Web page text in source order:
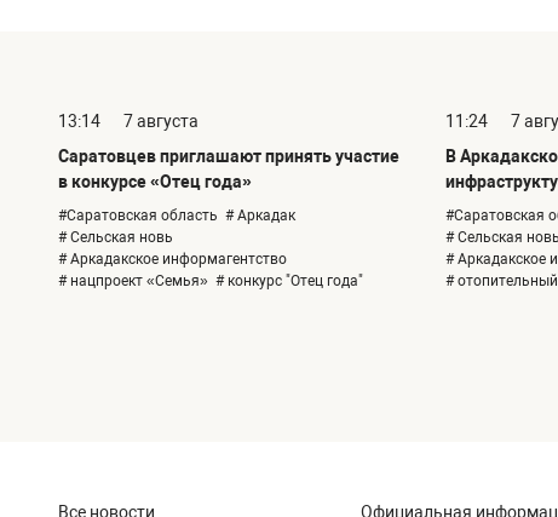
13:14
7 августа
Саратовцев приглашают принять участие
в конкурсе «Отец года»
#Саратовская область # Аркадак
# Сельская новь
# Аркадакское информагентство
# нацпроект «Семья» # конкурс "Отец года"
11:24
7
В
#Саратовская
# Сельская новь
# Аркадакское
# отопительный
Все новости Официальная